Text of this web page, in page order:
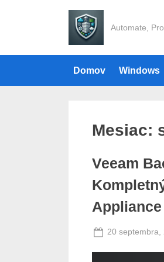
Automate,
Domov Windows
Mesiac:
Veeam
Posted
20 septembra,